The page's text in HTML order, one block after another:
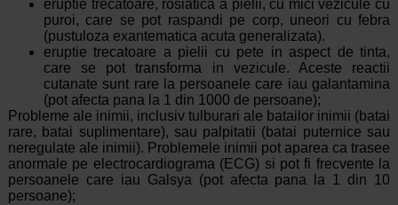
eruptie trecatoare, rosiatica a pielii, cu mici vezicule cu
puroi, care se pot raspandi pe corp, uneori cu febra
(pustuloza exantematica acuta generalizata).
eruptie trecatoare a pielii cu pete in aspect de tinta,
care se pot transforma in vezicule. Aceste reactii
cutanate sunt rare la persoanele care iau galantamina
(pot afecta pana la 1 din 1000 de persoane);
Probleme ale inimii, inclusiv tulburari ale batailor inimii (batai
rare, batai suplimentare), sau palpitatii (batai puternice sau
neregulate ale inimii). Problemele inimii pot aparea ca trasee
anormale pe electrocardiograma (ECG) si pot fi frecvente la
persoanele care iau Galsya (pot afecta pana la 1 din 10
persoane);